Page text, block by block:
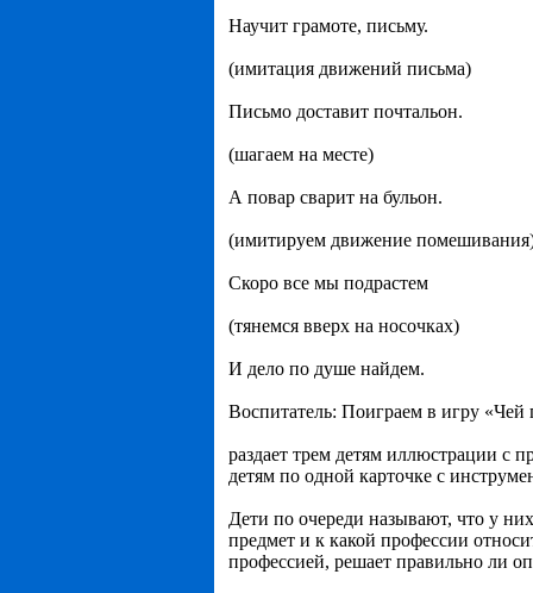
Научит грамоте, письму.
(имитация движений письма)
Письмо доставит почтальон.
(шагаем на месте)
А повар сварит на бульон.
(имитируем движение
Скоро все мы подрастем
(тянемся вверх на носочках)
И дело по душе найдем.
Воспитатель: Поиграем в игру «Чей
раздает трем детям иллюстрации с
детям по одной карточке с
Дети по очереди называют, что у
предмет и к какой профессии
профессией, решает правильно ли